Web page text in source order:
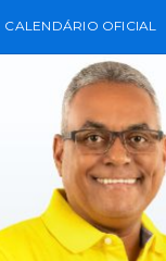
CALENDÁRIO OFICIAL